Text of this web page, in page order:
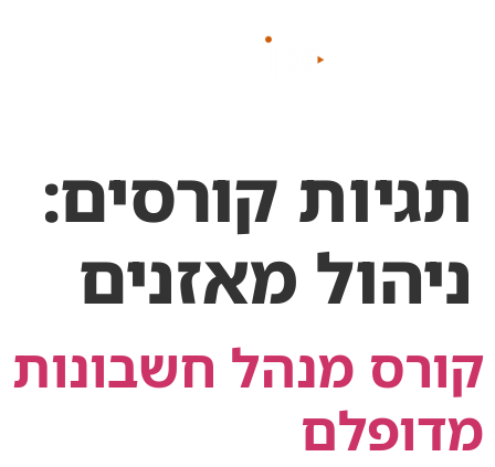
תגיות קורסים:
ניהול מאזנים
קורס מנהל חשבונות
מדופלם